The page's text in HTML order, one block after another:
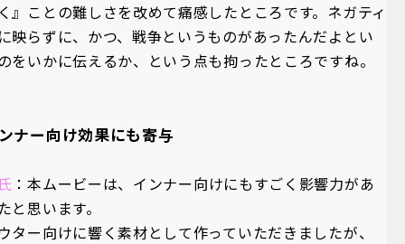
』ことの難しさを改めて痛感したところです。ネガティ
映らずに、かつ、戦争というものがあったんだよとい
をいかに伝えるか、という点も拘ったところですね。
ナー向け効果にも寄与
：本ムービーは、インナー向けにもすごく影響力があ
と思います。
ター向けに響く素材として作っていただきましたが、